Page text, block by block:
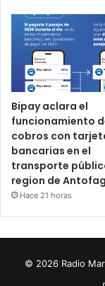
Bipay aclara el
funcionamiento
cobros con
bancarias en el
transporte
region de
Hace 21 horas
© 2026 Radio